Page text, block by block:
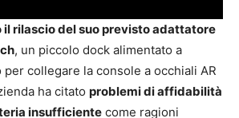
rilascio del suo previsto adattatore
, un piccolo dock alimentato a
collegare la console a occhiali AR
ha citato problemi di affidabilità
insufficiente come ragioni